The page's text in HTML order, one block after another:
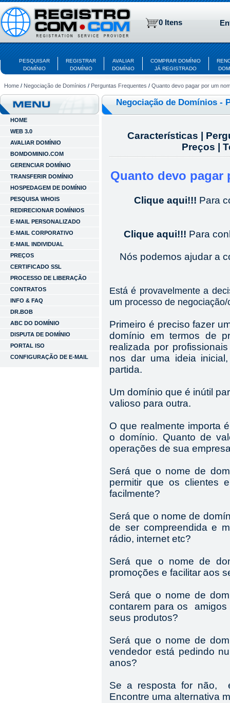
0 Itens
PESQUISAR
DOMÍNIO
REGISTRAR
DOMÍNIO
AVALIAR
DOMÍNIO
COMPRAR DOMÍNIO
JÁ REGISTRADO
Home / Negociação de Domínios / Perguntas Frequentes /Quanto devo pagar por um
HOME
WEB 3.0
AVALIAR DOMÍNIO
BOMDOMINIO.COM
GERENCIAR DOMÍNIO
TRANSFERIR DOMÍNIO
HOSPEDAGEM DE DOMÍNIO
PESQUISA WHOIS
REDIRECIONAR DOMÍNIOS
E-MAIL PERSONALIZADO
E-MAIL CORPORATIVO
E-MAIL INDIVIDUAL
PREÇOS
CERTIFICADO SSL
PROCESSO DE LIBERAÇÃO
CONTRATOS
INFO & FAQ
DR.BOB
ABC DO DOMÍNIO
DISPUTA DE DOMÍNIO
PORTAL ISO
CONFIGURAÇÃO DE E-MAIL
Negociação de Domínios -
Características
Preços
Quanto devo pagar
Clique aqui!!! Para
Clique aqui!!! Para
Nós podemos ajudar a
Está é provavelmente a
um processo de
Primeiro é preciso fazer
domínio em termos de
realizada por
nos dar uma ideia
partida.
Um domínio que é inútil
valioso para outra.
O que realmente importa
o domínio. Quanto de
operações de sua
Será que o nome de
permitir que os clientes
facilmente?
Será que o nome de
de ser compreendida e
rádio, internet etc?
Será que o nome de
promoções e facilitar aos
Será que o nome de
contarem para os
seus produtos?
Será que o nome de
vendedor está pedindo
anos?
Se a resposta for não,
Encontre uma alternativa